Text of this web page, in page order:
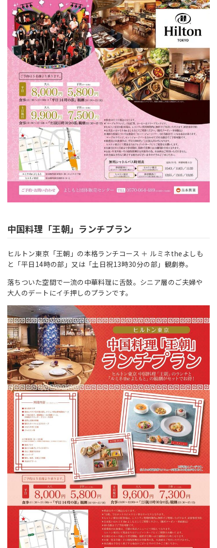
中国料理「王朝」ランチプラン
ヒルトン東京「王朝」の本格ランチコース ＋ ルミネtheよしも
と 「平日 14時の部」又は「土日祝13時30分の部」 観劇券。
落ちついた空間で一流の中華料理に舌鼓。シニア層のご夫婦や
大人のデートにイチ押しのプランです。